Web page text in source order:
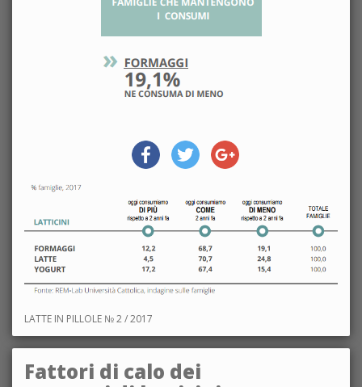
LATTE IN PILLOLE № 2 / 2017
Fattori di calo dei